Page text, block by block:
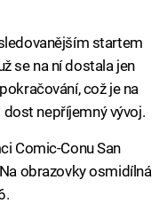
startem
se na ní dostala jen
což je na
nepříjemný vývoj.
Comic-Conu San
obrazovky osmidílná